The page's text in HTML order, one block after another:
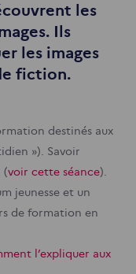
les
Ils
les images
fiction.
destinés aux
»). Savoir
(voir cette séance).
jeunesse et un
de formation en
l’expliquer aux